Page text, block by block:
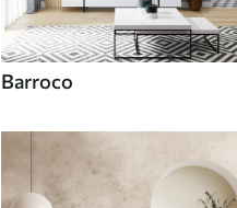
Barroco